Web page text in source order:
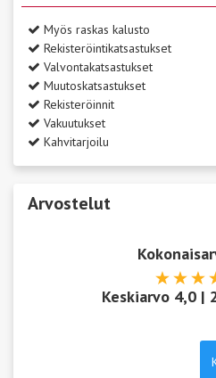
Myös raskas kalusto
Rekisteröintikatsastukset
Valvontakatsastukset
Muutoskatsastukset
Rekisteröinnit
Vakuutukset
Kahvitarjoilu
Arvostelut
Keskiarvo 4,0 |